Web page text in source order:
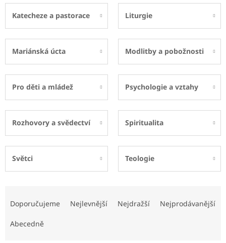
Katecheze a pastorace Liturgie
Mariánská úcta Modlitby a pobožnosti
Pro děti a mládež Psychologie a vztahy
Rozhovory a svědectví Spiritualita
Světci Teologie
Doporučujeme Nejlevnější Nejdražší Nejprodávanější
Abecedně